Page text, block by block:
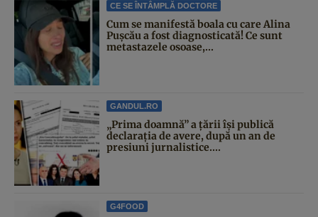
CE SE ÎNTÂMPLĂ DOCTORE
Cum se manifestă boala cu care Alina
Pușcău a fost diagnosticată! Ce sunt
metastazele osoase,...
GANDUL.RO
„Prima doamnă” a țării își publică
declarația de avere, după un an de
presiuni jurnalistice....
G4FOOD